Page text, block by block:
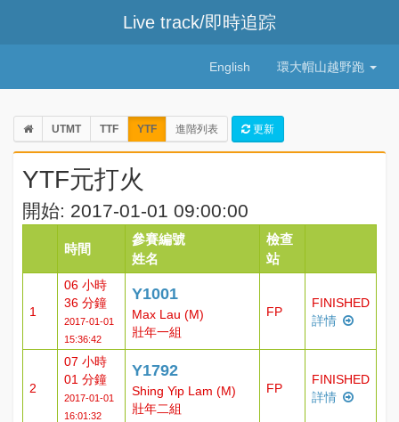
Live track/即時追踪
English 環大帽山越野跑
UTMT TTF YTF 進階列表 更新
YTF元打火
開始: 2017-01-01 09:00:00
時間
參賽編號
姓名
檢查
站
1
06 小時
36 分鐘
2017-01-01
15:36:42
Y1001
Max Lau (M)
壯年一組
FP
FINISHED
詳情
2
07 小時
01 分鐘
2017-01-01
16:01:32
Y1792
Shing Yip Lam (M)
壯年二組
FP
FINISHED
詳情